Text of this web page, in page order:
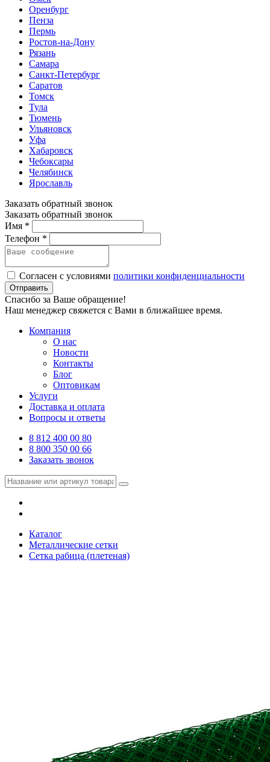
Оренбург
Пенза
Пермь
Ростов-на-Дону
Рязань
Самара
Санкт-Петербург
Саратов
Томск
Тула
Тюмень
Ульяновск
Уфа
Хабаровск
Чебоксары
Челябинск
Ярославль
Заказать обратный звонок
Заказать обратный звонок
Имя *
Телефон *
Согласен с условиями политики конфиденциальности
Отправить
Спасибо за Ваше обращение!
Наш менеджер свяжется с Вами в ближайшее время.
Компания
О нас
Новости
Контакты
Блог
Оптовикам
Услуги
Доставка и оплата
Вопросы и ответы
8 812 400 00 80
8 800 350 00 66
Заказать звонок
Каталог
Металлические сетки
Сетка рабица (плетеная)